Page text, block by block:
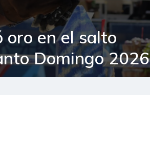
oro en el salto
Domingo 2026